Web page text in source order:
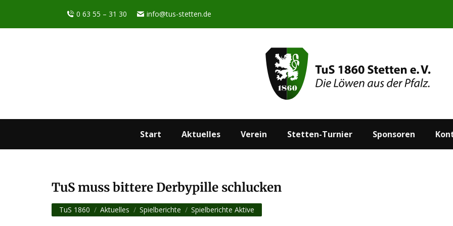
0 63 55 – 31 30 info@tus-stetten.de
Start Aktuelles Verein Stetten-Turnier Sponsoren
TuS muss bittere Derbypille schlucken
Sie befinden sich hier:
TuS 1860 Aktuelles Spielberichte Spielberichte Aktive